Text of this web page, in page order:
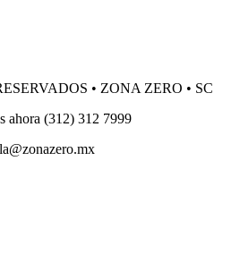
• ZONA ZERO • SC
ahora (312) 312 7999